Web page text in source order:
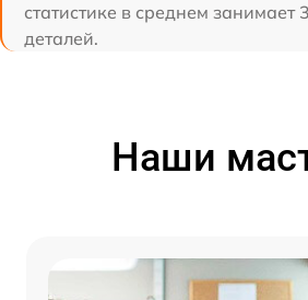
статистике в среднем занимает
деталей.
Наши